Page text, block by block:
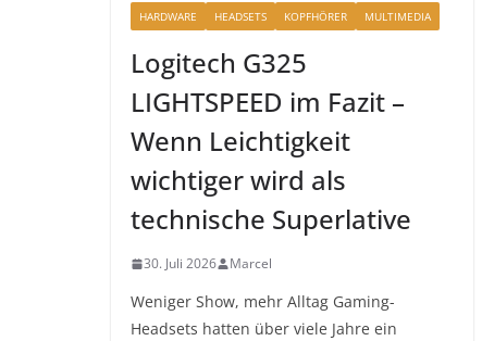
HARDWARE HEADSETS KOPFHÖRER MULTIMEDIA
Logitech G325
LIGHTSPEED im Fazit –
Wenn Leichtigkeit
wichtiger wird als
technische Superlative
30. Juli 2026 Marcel
Weniger Show, mehr Alltag Gaming-
Headsets hatten über viele Jahre ein